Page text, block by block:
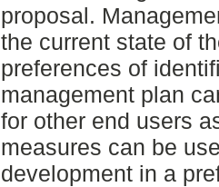
proposal.
the current state of
preferences of
management plan
for other end users
measures can be
development in a